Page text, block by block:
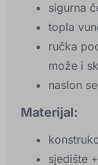
sigurna
topla
ručka
može i
naslon
Materijal:
sjedište